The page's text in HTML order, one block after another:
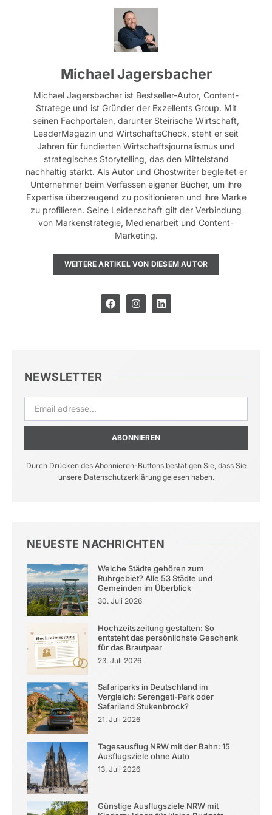
Michael Jagersbacher
Michael Jagersbacher ist Bestseller-Autor, Content-
Stratege und ist Gründer der Exzellents Group. Mit
seinen Fachportalen, darunter Steirische Wirtschaft,
LeaderMagazin und WirtschaftsCheck, steht er seit
Jahren für fundierten Wirtschaftsjournalismus und
strategisches Storytelling, das den Mittelstand
nachhaltig stärkt. Als Autor und Ghostwriter begleitet er
Unternehmer beim Verfassen eigener Bücher, um ihre
Expertise überzeugend zu positionieren und ihre Marke
zu profilieren. Seine Leidenschaft gilt der Verbindung
von Markenstrategie, Medienarbeit und Content-
Marketing.
WEITERE ARTIKEL VON DIESEM AUTOR
NEWSLETTER
ABONNIEREN
Durch Drücken des Abonnieren-Buttons bestätigen Sie, dass Sie
unsere Datenschutzerklärung gelesen haben.
NEUESTE NACHRICHTEN
Welche Städte gehören zum
Ruhrgebiet? Alle 53 Städte und
Gemeinden im Überblick
30. Juli 2026
Hochzeitszeitung gestalten: So
entsteht das persönlichste Geschenk
für das Brautpaar
23. Juli 2026
Safariparks in Deutschland im
Vergleich: Serengeti-Park oder
Safariland Stukenbrock?
21. Juli 2026
Tagesausflug NRW mit der Bahn: 15
Ausflugsziele ohne Auto
13. Juli 2026
Günstige Ausflugsziele NRW mit